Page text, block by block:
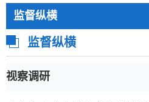
监督纵横
监督纵横
视察调研